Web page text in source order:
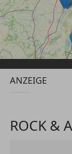
ANZEIGE
ROCK &